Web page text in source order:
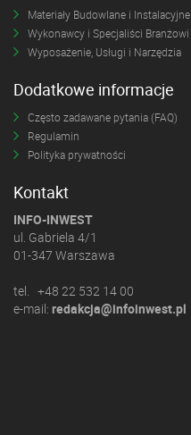
Materiały Budowlane i Instalacyjne
Wykonawcy i Specjaliści Branżowi
Wyposażenie, Usługi i Narzędzia
Dodatkowe informacje
Często zadawane pytania (FAQ)
Regulamin
Polityka prywatności
Kontakt
INFO-INWEST
ul. Gabriela 4/1
01-347 Warszawa
tel. +48 22 532 14 00
e-mail: redakcja@infoinwest.pl